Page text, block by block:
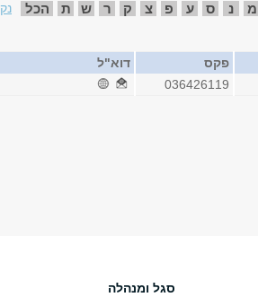
מ נ ס ע פ צ ק ר ש ת הכל
פקס
דוא"ל
036426119
סגל ומנהלה